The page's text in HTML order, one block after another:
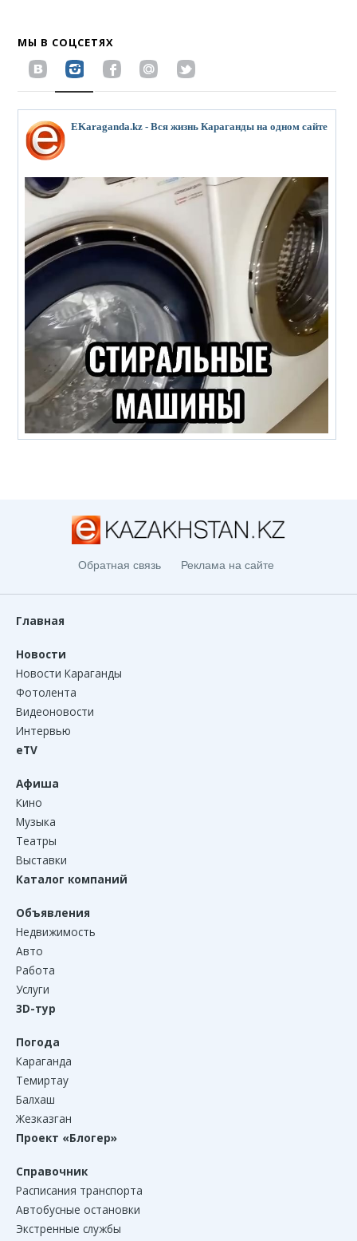
МЫ В СОЦСЕТЯХ
EKaraganda.kz - Вся жизнь Караганды на одном сайте
Обратная связь Реклама на сайте
Главная
Новости
Новости Караганды
Фотолента
Видеоновости
Интервью
eTV
Афиша
Кино
Музыка
Театры
Выставки
Каталог компаний
Объявления
Недвижимость
Авто
Работа
Услуги
3D-тур
Погода
Караганда
Темиртау
Балхаш
Жезказган
Проект «Блогер»
Справочник
Расписания транспорта
Автобусные остановки
Экстренные службы